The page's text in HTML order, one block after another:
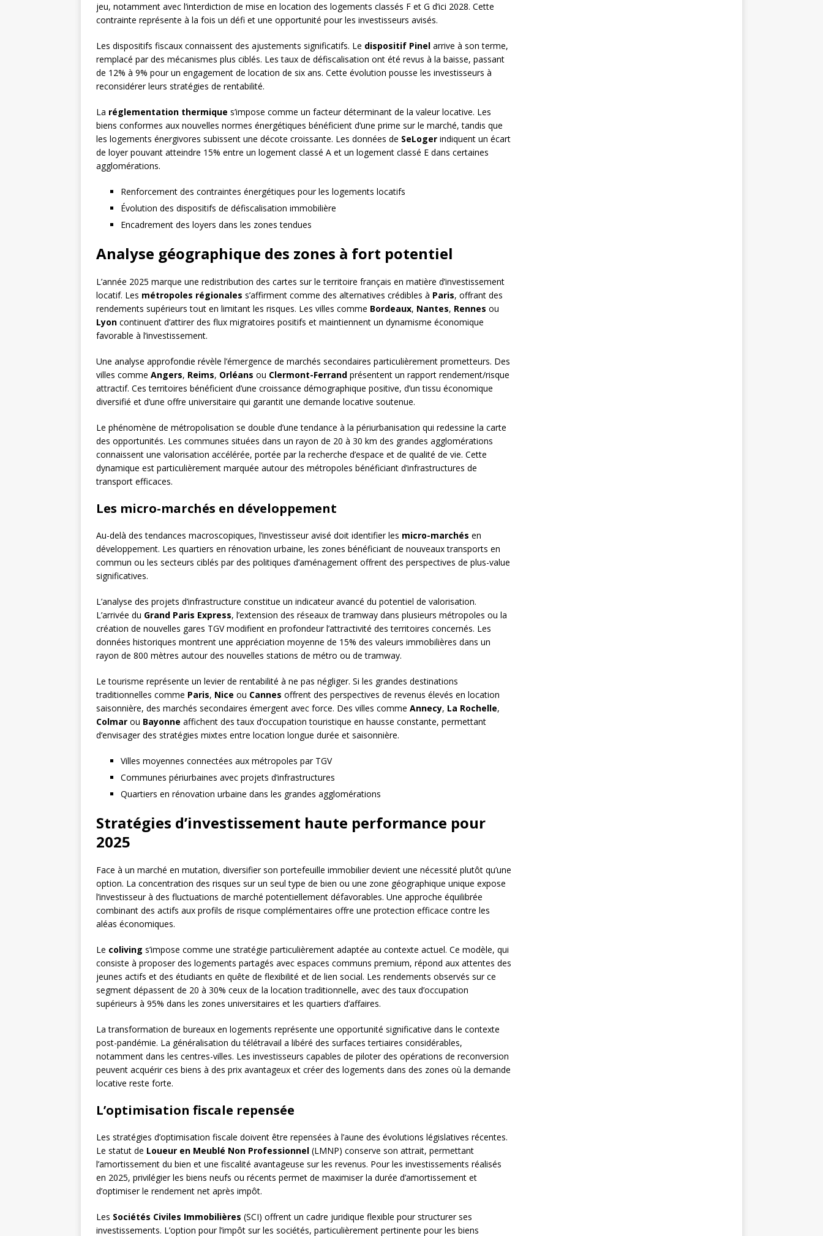
jeu, notamment avec l’interdiction de mise en location des logements classés F et G d’ici 2028. Cette
contrainte représente à la fois un défi et une opportunité pour les investisseurs avisés.
Les dispositifs fiscaux connaissent des ajustements significatifs. Le dispositif Pinel arrive à son terme,
remplacé par des mécanismes plus ciblés. Les taux de défiscalisation ont été revus à la baisse, passant
de 12% à 9% pour un engagement de location de six ans. Cette évolution pousse les investisseurs à
reconsidérer leurs stratégies de rentabilité.
La réglementation thermique s’impose comme un facteur déterminant de la valeur locative. Les
biens conformes aux nouvelles normes énergétiques bénéficient d’une prime sur le marché, tandis que
les logements énergivores subissent une décote croissante. Les données de SeLoger indiquent un écart
de loyer pouvant atteindre 15% entre un logement classé A et un logement classé E dans certaines
agglomérations.
Renforcement des contraintes énergétiques pour les logements locatifs
Évolution des dispositifs de défiscalisation immobilière
Encadrement des loyers dans les zones tendues
Analyse géographique des zones à fort potentiel
L’année 2025 marque une redistribution des cartes sur le territoire français en matière d’investissement
locatif. Les métropoles régionales s’affirment comme des alternatives crédibles à Paris, offrant des
rendements supérieurs tout en limitant les risques. Les villes comme Bordeaux, Nantes, Rennes ou
Lyon continuent d’attirer des flux migratoires positifs et maintiennent un dynamisme économique
favorable à l’investissement.
Une analyse approfondie révèle l’émergence de marchés secondaires particulièrement prometteurs. Des
villes comme Angers, Reims, Orléans ou Clermont-Ferrand présentent un rapport rendement/risque
attractif. Ces territoires bénéficient d’une croissance démographique positive, d’un tissu économique
diversifié et d’une offre universitaire qui garantit une demande locative soutenue.
Le phénomène de métropolisation se double d’une tendance à la périurbanisation qui redessine la carte
des opportunités. Les communes situées dans un rayon de 20 à 30 km des grandes agglomérations
connaissent une valorisation accélérée, portée par la recherche d’espace et de qualité de vie. Cette
dynamique est particulièrement marquée autour des métropoles bénéficiant d’infrastructures de
transport efficaces.
Les micro-marchés en développement
Au-delà des tendances macroscopiques, l’investisseur avisé doit identifier les micro-marchés en
développement. Les quartiers en rénovation urbaine, les zones bénéficiant de nouveaux transports en
commun ou les secteurs ciblés par des politiques d’aménagement offrent des perspectives de plus-value
significatives.
L’analyse des projets d’infrastructure constitue un indicateur avancé du potentiel de valorisation.
L’arrivée du Grand Paris Express, l’extension des réseaux de tramway dans plusieurs métropoles ou la
création de nouvelles gares TGV modifient en profondeur l’attractivité des territoires concernés. Les
données historiques montrent une appréciation moyenne de 15% des valeurs immobilières dans un
rayon de 800 mètres autour des nouvelles stations de métro ou de tramway.
Le tourisme représente un levier de rentabilité à ne pas négliger. Si les grandes destinations
traditionnelles comme Paris, Nice ou Cannes offrent des perspectives de revenus élevés en location
saisonnière, des marchés secondaires émergent avec force. Des villes comme Annecy, La Rochelle,
Colmar ou Bayonne affichent des taux d’occupation touristique en hausse constante, permettant
d’envisager des stratégies mixtes entre location longue durée et saisonnière.
Villes moyennes connectées aux métropoles par TGV
Communes périurbaines avec projets d’infrastructures
Quartiers en rénovation urbaine dans les grandes agglomérations
Stratégies d’investissement haute performance pour
2025
Face à un marché en mutation, diversifier son portefeuille immobilier devient une nécessité plutôt qu’une
option. La concentration des risques sur un seul type de bien ou une zone géographique unique expose
l’investisseur à des fluctuations de marché potentiellement défavorables. Une approche équilibrée
combinant des actifs aux profils de risque complémentaires offre une protection efficace contre les
aléas économiques.
Le coliving s’impose comme une stratégie particulièrement adaptée au contexte actuel. Ce modèle, qui
consiste à proposer des logements partagés avec espaces communs premium, répond aux attentes des
jeunes actifs et des étudiants en quête de flexibilité et de lien social. Les rendements observés sur ce
segment dépassent de 20 à 30% ceux de la location traditionnelle, avec des taux d’occupation
supérieurs à 95% dans les zones universitaires et les quartiers d’affaires.
La transformation de bureaux en logements représente une opportunité significative dans le contexte
post-pandémie. La généralisation du télétravail a libéré des surfaces tertiaires considérables,
notamment dans les centres-villes. Les investisseurs capables de piloter des opérations de reconversion
peuvent acquérir ces biens à des prix avantageux et créer des logements dans des zones où la demande
locative reste forte.
L’optimisation fiscale repensée
Les stratégies d’optimisation fiscale doivent être repensées à l’aune des évolutions législatives récentes.
Le statut de Loueur en Meublé Non Professionnel (LMNP) conserve son attrait, permettant
l’amortissement du bien et une fiscalité avantageuse sur les revenus. Pour les investissements réalisés
en 2025, privilégier les biens neufs ou récents permet de maximiser la durée d’amortissement et
d’optimiser le rendement net après impôt.
Les Sociétés Civiles Immobilières (SCI) offrent un cadre juridique flexible pour structurer ses
investissements. L’option pour l’impôt sur les sociétés, particulièrement pertinente pour les biens